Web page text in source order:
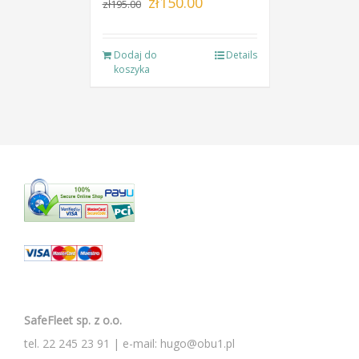
zł195.00
zł195.00.
Dodaj do
koszyka
Details
SafeFleet sp. z o.o.
tel. 22 245 23 91 | e-mail: hugo@obu1.pl